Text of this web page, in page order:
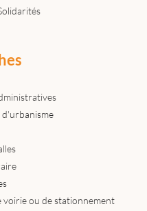
voirie ou de stationnement